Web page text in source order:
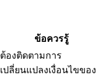
ข้อควรรู้
ต้องติดตามการ
เปลี่ยนแปลงเงื่อนไขของ